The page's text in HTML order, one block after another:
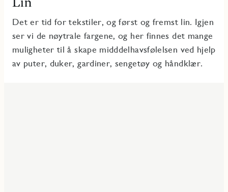
Det er tid for tekstiler, og først og fremst lin. Igjen
ser vi de nøytrale fargene, og her finnes det mange
muligheter til å skape midddelhavsfølelsen ved hjelp
av puter, duker, gardiner, sengetøy og håndklær.